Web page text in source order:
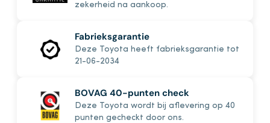
zekerheid na aankoop.
Fabrieksgarantie
Deze Toyota heeft fabrieksgarantie tot
21-06-2034
BOVAG 40-punten check
Deze Toyota wordt bij aflevering op 40
punten gecheckt door ons.